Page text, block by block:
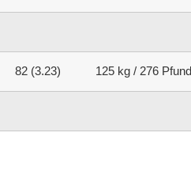
82 (3.23) 125 kg / 276 Pfund